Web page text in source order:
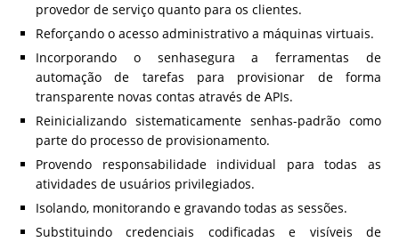
provedor de serviço quanto para os clientes.
Reforçando o acesso administrativo a máquinas virtuais.
Incorporando o senhasegura a ferramentas de
automação de tarefas para provisionar de forma
transparente novas contas através de APIs.
Reinicializando sistematicamente senhas-padrão como
parte do processo de provisionamento.
Provendo responsabilidade individual para todas as
atividades de usuários privilegiados.
Isolando, monitorando e gravando todas as sessões.
Substituindo credenciais codificadas e visíveis de